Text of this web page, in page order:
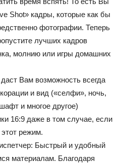
Shot» кадры, которые как бы
фотографии. Теперь
лучших кадров
молнию или игры домашних
Вам возможность всегда
и вид («селфи», ночь,
и многое другое)
16:9 даже в том случае, если
режим.
Быстрый и удобный
материалам. Благодаря